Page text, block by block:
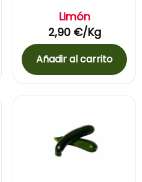
Limón
2,90 €/Kg
Añadir al carrito